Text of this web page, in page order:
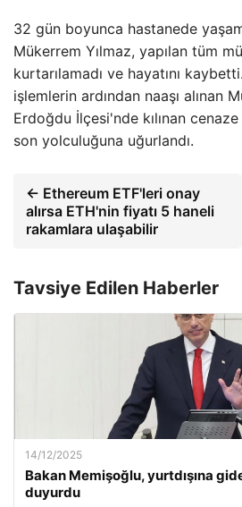
32 gün boyunca hastanede
Mükerrem Yılmaz, yapılan tüm
kurtarılamadı ve hayatını
işlemlerin ardından naaşı alınan
Erdoğdu İlçesi'nde kılınan cenaze
son yolculuğuna uğurlandı.
← Ethereum ETF'leri onay
alırsa ETH'nin fiyatı 5 haneli
rakamlara ulaşabilir
Tavsiye Edilen Haberler
14/12/2025
Bakan Memişoğlu, yurtdışına
duyurdu